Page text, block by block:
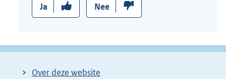
Ja Nee
Over deze website